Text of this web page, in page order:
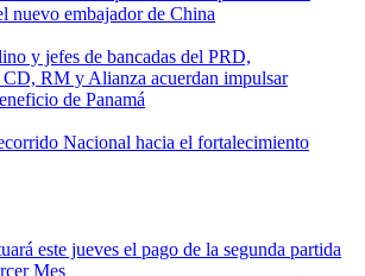
nuevo embajador de China
y jefes de bancadas del PRD,
CD, RM y Alianza acuerdan impulsar
de Panamá
Nacional hacia el fortalecimiento
este jueves el pago de la segunda partida
Mes